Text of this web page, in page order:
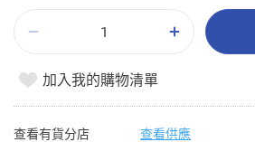
加入我的購物清單
查看有貨分店 查看供應